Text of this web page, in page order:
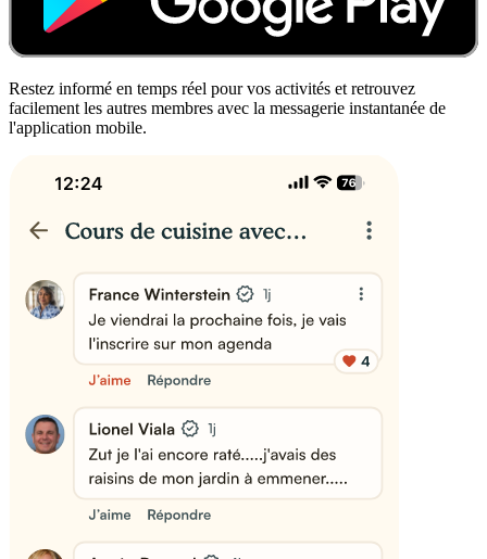
Restez informé en temps réel pour vos activités et retrouvez
facilement les autres membres avec la messagerie instantanée de
l'application mobile.